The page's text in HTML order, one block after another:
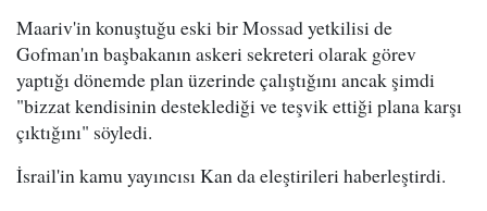
Maariv'in konuştuğu eski bir Mossad yetkilisi de
Gofman'ın başbakanın askeri sekreteri olarak görev
yaptığı dönemde plan üzerinde çalıştığını ancak şimdi
"bizzat kendisinin desteklediği ve teşvik ettiği plana karşı
çıktığını" söyledi.
İsrail'in kamu yayıncısı Kan da eleştirileri haberleştirdi.